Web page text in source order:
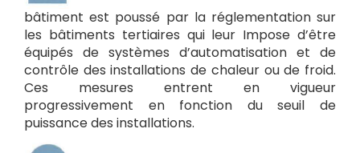
bâtiment est poussé par la réglementation sur
les bâtiments tertiaires qui leur Impose d’être
équipés de systèmes d’automatisation et de
contrôle des installations de chaleur ou de froid.
Ces mesures entrent en vigueur
progressivement en fonction du seuil de
puissance des installations.